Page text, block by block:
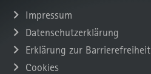
Impressum
Datenschutzerklärung
Erklärung zur Barrierefreiheit
Cookies